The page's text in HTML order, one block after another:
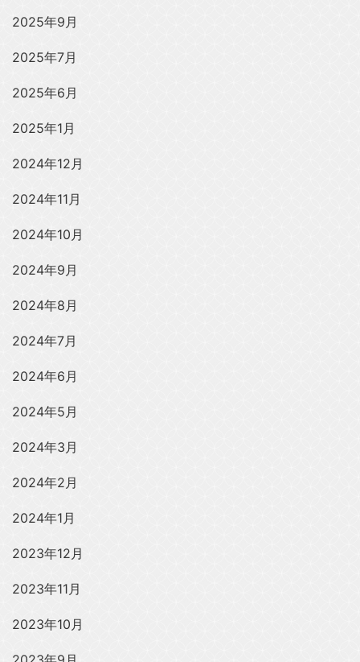
2025年9月
2025年7月
2025年6月
2025年1月
2024年12月
2024年11月
2024年10月
2024年9月
2024年8月
2024年7月
2024年6月
2024年5月
2024年3月
2024年2月
2024年1月
2023年12月
2023年11月
2023年10月